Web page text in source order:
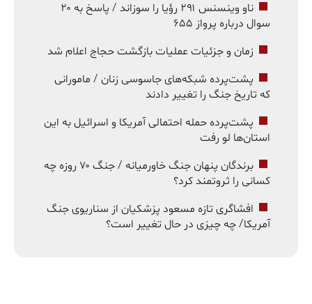
ناو وینسنس ۲۹۱ رؤیا را سوزاند / پاسخ به ۲۰
سوال درباره پرواز ۶۵۵
زمان و جزئیات عملیات بازگشت حجاج اعلام شد
پشت‌پرده شبکه‌های جاسوسی زنان / مامورانی
که تاریخ جنگ را تغییر دادند
پشت‌پرده حمله احتمالی آمریکا و اسرائیل به این
استان‌ها لو رفت
برندگان پنهان جنگ خاورمیانه / جنگ ۷۰ روزه چه
کسانی را ثروتمند کرد؟
افشاگری تازه مسعود پزشکیان از سناریوی جنگ
آمریکا/ چه چیزی در حال تغییر است؟